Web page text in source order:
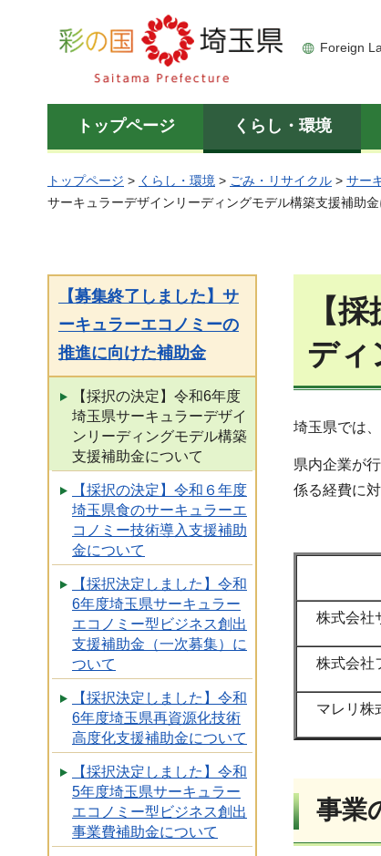
彩の国 埼玉県
Foreign
トップページ くらし・環境
トップページ > くらし・環境 > ごみ・リサイクル > サー
サーキュラーデザインリーディングモデル構築支援補助
【募集終了しました】サ
ーキュラーエコノミーの
推進に向けた補助金
【採択の決定】令和6年度
埼玉県サーキュラーデザイ
ンリーディングモデル構築
支援補助金について
【採択の決定】令和６年度
埼玉県食のサーキュラーエ
コノミー技術導入支援補助
金について
【採択決定しました】令和
6年度埼玉県サーキュラー
エコノミー型ビジネス創出
支援補助金（一次募集）に
ついて
【採択決定しました】令和
6年度埼玉県再資源化技術
高度化支援補助金について
【採択決定しました】令和
5年度埼玉県サーキュラー
エコノミー型ビジネス創出
事業費補助金について
【
ディ
埼玉県では
県内企業が
係る経費に
株式会社
株式会社
マレリ株
事業